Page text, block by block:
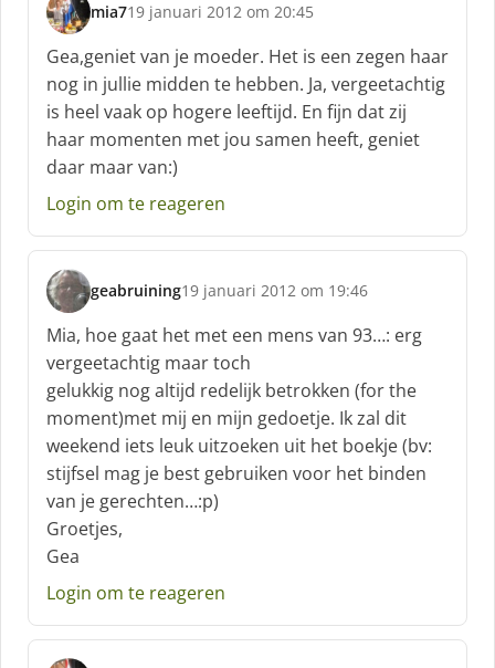
mia7
s
c
h
r
e
e
f
19 januari 2012 om 20:45
Gea,geniet van je moeder. Het is een zegen haar
nog in jullie midden te hebben. Ja, vergeetachtig
is heel vaak op hogere leeftijd. En fijn dat zij
haar momenten met jou samen heeft, geniet
daar maar van:)
Login om te reageren
geabruining
s
c
h
r
e
e
f
19 januari 2012 om 19:46
Mia, hoe gaat het met een mens van 93…: erg
vergeetachtig maar toch
gelukkig nog altijd redelijk betrokken (for the
moment)met mij en mijn gedoetje. Ik zal dit
weekend iets leuk uitzoeken uit het boekje (bv:
stijfsel mag je best gebruiken voor het binden
van je gerechten…:p)
Groetjes,
Gea
Login om te reageren